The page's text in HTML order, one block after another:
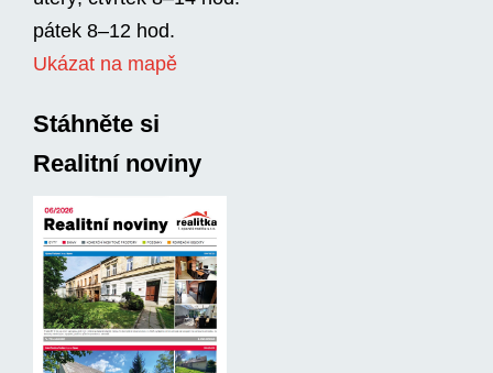
pátek 8–12 hod.
Ukázat na mapě
Stáhněte si
Realitní noviny